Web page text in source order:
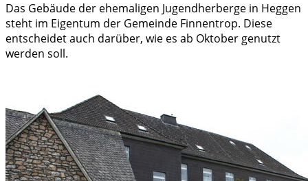
Das Gebäude der ehemaligen Jugendherberge in Heggen
steht im Eigentum der Gemeinde Finnentrop. Diese
entscheidet auch darüber, wie es ab Oktober genutzt
werden soll.